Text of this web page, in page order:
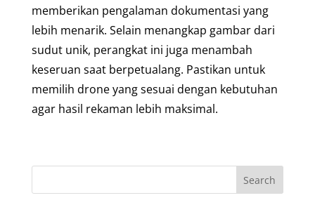
memberikan pengalaman dokumentasi yang
lebih menarik. Selain menangkap gambar dari
sudut unik, perangkat ini juga menambah
keseruan saat berpetualang. Pastikan untuk
memilih drone yang sesuai dengan kebutuhan
agar hasil rekaman lebih maksimal.
Search